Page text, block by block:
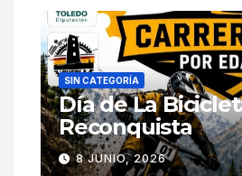
SIN CATEGORÍA
Día de La
Reconquista
8 JUNIO, 2026